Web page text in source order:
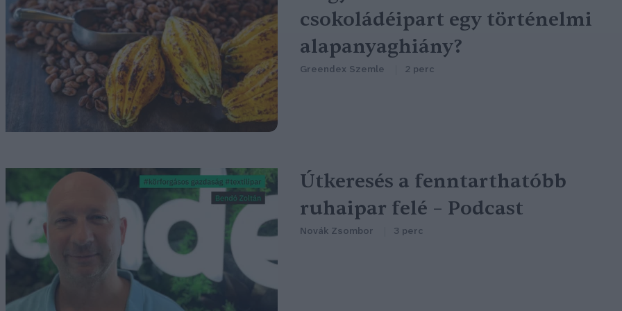
csokoládéipart egy történelmi
alapanyaghiány?
Greendex Szemle 2 perc
Útkeresés a fenntarthatóbb
ruhaipar felé – Podcast
Novák Zsombor 3 perc